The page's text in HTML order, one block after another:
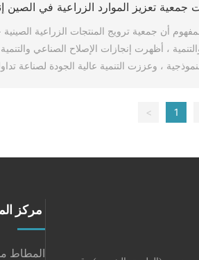
تعزيز الموارد الزراعية في الصين
المنتجات الزراعية الصينية لعام 4 الذي عقد في بكين في 18 أبريل ، من المفهوم أن جمعية
منذ إنشائها. في عملية الإصلاح والتنمية ، أظهرت إنجازات الإصلاح
، وعززت التنمية عالية الجودة لصناعة
1
>
مركز
المطاط